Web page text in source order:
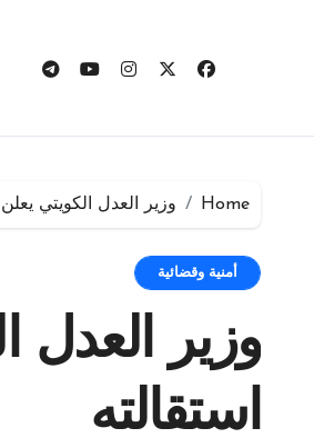
Home وزير العدل الكويتي يعلن
أمنية وقضائية
وزير العدل
استقالته